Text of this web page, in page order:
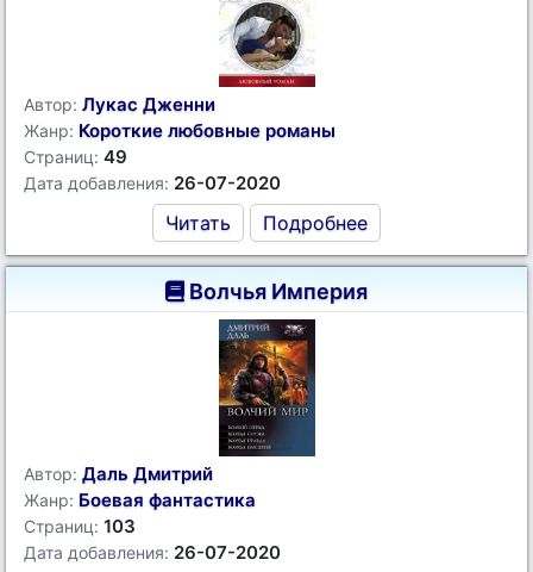
Автор: Лукас Дженни
Жанр: Короткие любовные романы
Страниц: 49
Дата добавления: 26-07-2020
Читать Подробнее
Волчья Империя
Автор: Даль Дмитрий
Жанр: Боевая фантастика
Страниц: 103
Дата добавления: 26-07-2020